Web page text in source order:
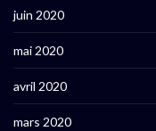
juin 2020
mai 2020
avril 2020
mars 2020